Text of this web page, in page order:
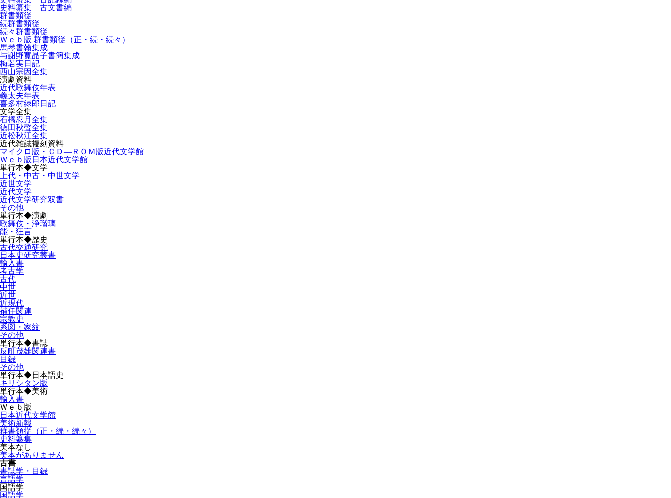
史料纂集 古文書編
群書類従
続群書類従
続々群書類従
Ｗｅｂ版 群書類従（正・続・続々）
馬琴書翰集成
与謝野寛晶子書簡集成
梅若実日記
西山宗因全集
演劇資料
近代歌舞伎年表
義太夫年表
喜多村緑郎日記
文学全集
石橋忍月全集
徳田秋聲全集
近松秋江全集
近代雑誌複刻資料
マイクロ版・ＣＤ―ＲＯＭ版近代文学館
Ｗｅｂ版日本近代文学館
単行本◆文学
上代・中古・中世文学
近世文学
近代文学
近代文学研究双書
その他
単行本◆演劇
歌舞伎・浄瑠璃
能・狂言
単行本◆歴史
古代交通研究
日本史研究叢書
輸入書
考古学
古代
中世
近世
近現代
補任関連
宗教史
系図・家紋
その他
単行本◆書誌
反町茂雄関連書
目録
その他
単行本◆日本語史
キリシタン版
単行本◆美術
輸入書
Ｗｅｂ版
日本近代文学館
美術新報
群書類従（正・続・続々）
史料纂集
美本なし
美本がありません
古書
書誌学・目録
言語学
国語学
国語学